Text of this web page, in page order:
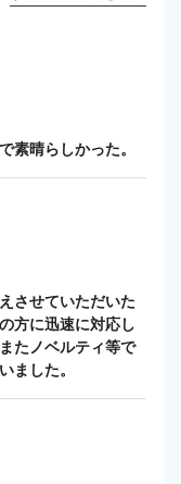
素晴らしかった。
させていただいた
方に迅速に対応し
たノベルティ等で
ました。